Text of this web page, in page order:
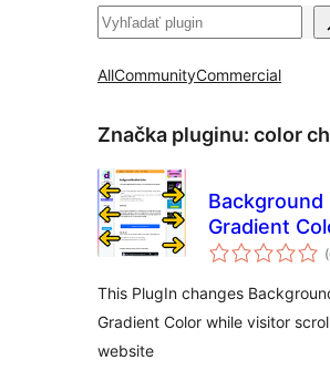
Hľadať
AllCommunityCommercial
Značka pluginu: color
Background
Gradient
This PlugIn changes
Gradient Color while visitor
website